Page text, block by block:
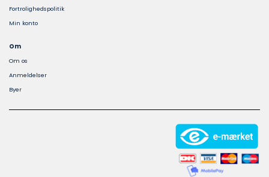
Fortrolighedspolitik
Min konto
Om
Om os
Anmeldelser
Byer